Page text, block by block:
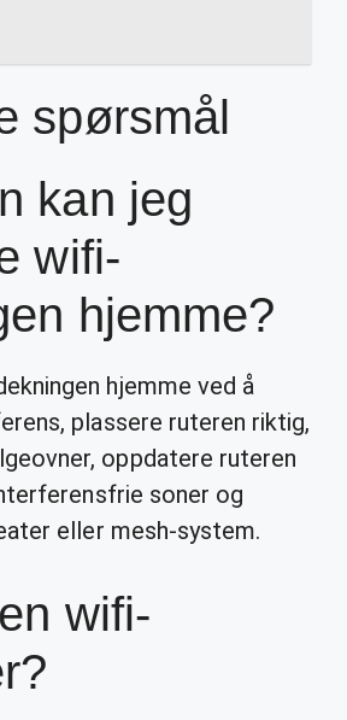
spørsmål
kan jeg
wifi-
hjemme?
hjemme ved å
plassere ruteren riktig,
oppdatere ruteren
soner og
eller mesh-system.
wifi-